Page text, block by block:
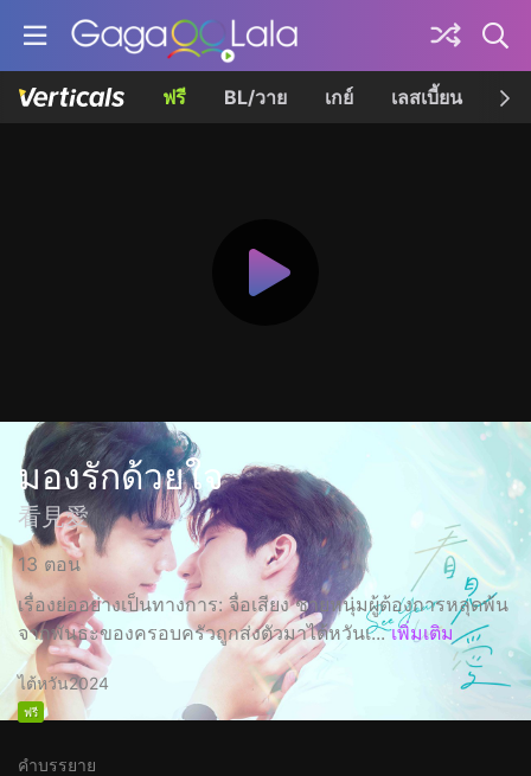
ฟรี BL/วาย เกย์ เลสเบี้ยน เค
มองรักด้วยใจ
看見愛
13 ตอน
เรื่องย่ออย่างเป็นทางการ: จื่อเสียง ชายหนุ่มผู้ต้องการหลุดพ้น
จากพันธะของครอบครัวถูกส่งตัวมาไต้หวันเ... เพิ่มเติม
ไต้หวัน2024
ฟรี
คำบรรยาย